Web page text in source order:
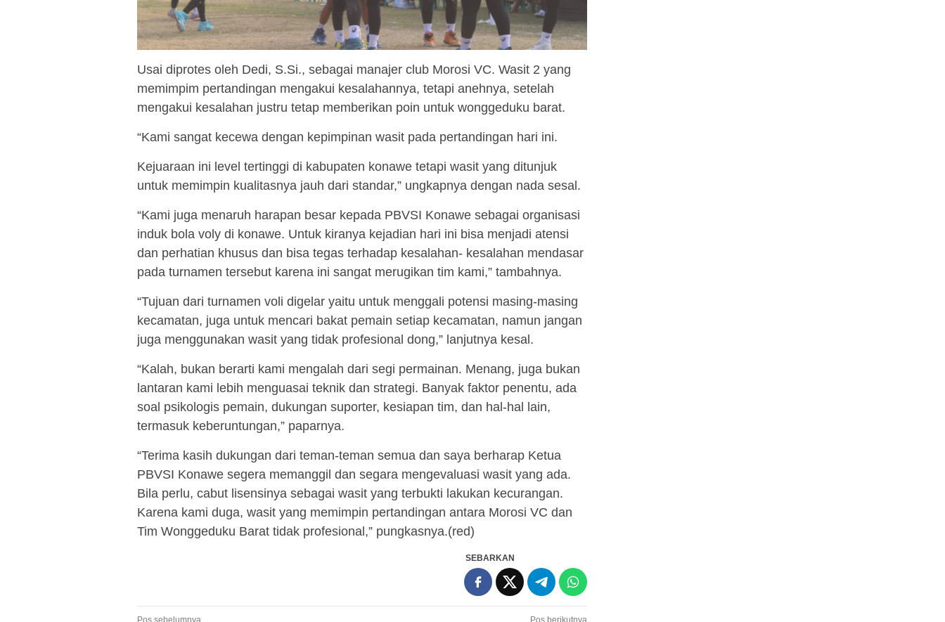
Usai diprotes oleh Dedi, S.Si., sebagai manajer club Morosi VC. Wasit 2 yang
memimpim pertandingan mengakui kesalahannya, tetapi anehnya, setelah
mengakui kesalahan justru tetap memberikan poin untuk wonggeduku barat.
“Kami sangat kecewa dengan kepimpinan wasit pada pertandingan hari ini.
Kejuaraan ini level tertinggi di kabupaten konawe tetapi wasit yang ditunjuk
untuk memimpin kualitasnya jauh dari standar,” ungkapnya dengan nada sesal.
“Kami juga menaruh harapan besar kepada PBVSI Konawe sebagai organisasi
induk bola voly di konawe. Untuk kiranya kejadian hari ini bisa menjadi atensi
dan perhatian khusus dan bisa tegas terhadap kesalahan- kesalahan mendasar
pada turnamen tersebut karena ini sangat merugikan tim kami,” tambahnya.
“Tujuan dari turnamen voli digelar yaitu untuk menggali potensi masing-masing
kecamatan, juga untuk mencari bakat pemain setiap kecamatan, namun jangan
juga menggunakan wasit yang tidak profesional dong,” lanjutnya kesal.
“Kalah, bukan berarti kami mengalah dari segi permainan. Menang, juga bukan
lantaran kami lebih menguasai teknik dan strategi. Banyak faktor penentu, ada
soal psikologis pemain, dukungan suporter, kesiapan tim, dan hal-hal lain,
termasuk keberuntungan,” paparnya.
“Terima kasih dukungan dari teman-teman semua dan saya berharap Ketua
PBVSI Konawe segera memanggil dan segara mengevaluasi wasit yang ada.
Bila perlu, cabut lisensinya sebagai wasit yang terbukti lakukan kecurangan.
Karena kami duga, wasit yang memimpin pertandingan antara Morosi VC dan
Tim Wonggeduku Barat tidak profesional,” pungkasnya.(red)
SEBARKAN
Pos sebelumnya Pos berikutnya